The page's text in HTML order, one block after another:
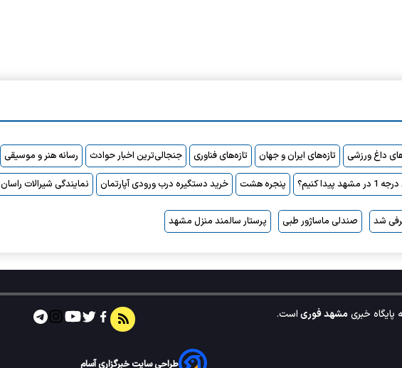
داغ ورزشی تازه‌های ایران و جهان تازه‌های فناوری جنجالی‌ترین اخبار حوادث رسانه هنر و موسیقی
کنیم؟ پنجره هشت خرید دستگیره درب ورودی آپارتمان نمایندگی شیرالات راسان
شد صندلی ماساژور طبی پرستار سالمند منزل مشهد
خبریمشهد فوریاست.
طراحی سایت خبرگزاری آسام